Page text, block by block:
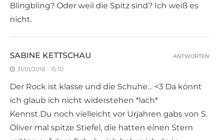
Blingbling? Oder weil die Spitz sind? Ich weiß es
nicht.
SABINE KETTSCHAU
31/01/2018 - 15:10
Der Rock ist klasse und die Schuhe… <3 Da könnt
ich glaub ich nicht widerstehen *lach*
Kennst Du noch vielleicht vor Urjahren gabs von S.
Oliver mal spitze Stiefel, die hatten einen Stern
ANTWORTEN